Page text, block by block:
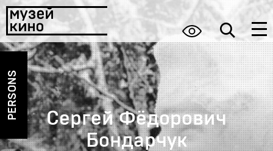
PERSONS
Сергей Фёдорович
Бондарчук